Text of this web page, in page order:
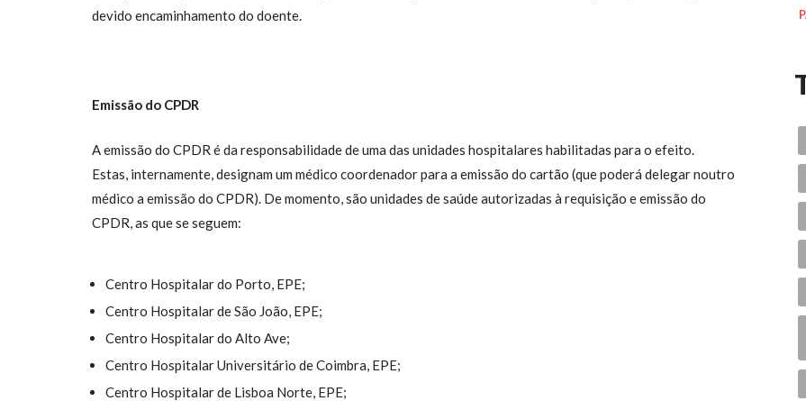
devido encaminhamento do doente.
Emissão do CPDR
A emissão do CPDR é da responsabilidade de uma das unidades hospitalares habilitadas para o efeito.
Estas, internamente, designam um médico coordenador para a emissão do cartão (que poderá delegar noutro
médico a emissão do CPDR). De momento, são unidades de saúde autorizadas à requisição e emissão do
CPDR, as que se seguem:
Centro Hospitalar do Porto, EPE;
Centro Hospitalar de São João, EPE;
Centro Hospitalar do Alto Ave;
Centro Hospitalar Universitário de Coimbra, EPE;
Centro Hospitalar de Lisboa Norte, EPE;